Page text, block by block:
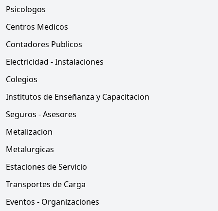
Psicologos
Centros Medicos
Contadores Publicos
Electricidad - Instalaciones
Colegios
Institutos de Enseñanza y Capacitacion
Seguros - Asesores
Metalizacion
Metalurgicas
Estaciones de Servicio
Transportes de Carga
Eventos - Organizaciones